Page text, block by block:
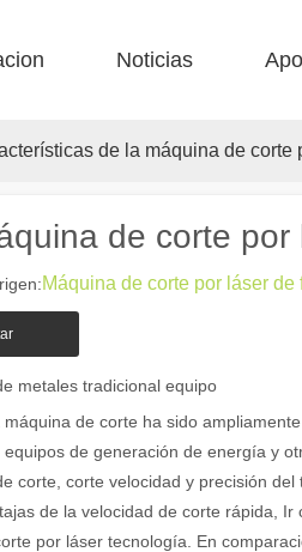
Noticias
de la máquina de corte
y el paisaje industrial, las
de corte por
Máquina de corte por láser
metales tradicional equipo
de corte ha sido
de generación de energía y
corte, corte velocidad y precisión del
de la velocidad de corte rápida, Ir
por láser tecnología. En